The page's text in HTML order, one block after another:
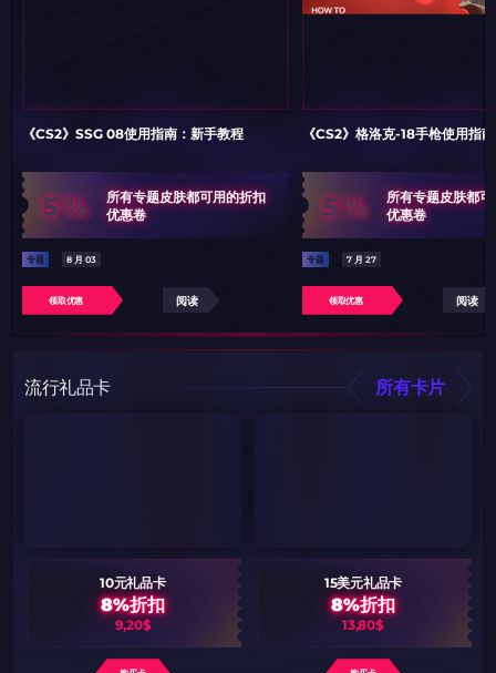
《CS2》SSG 08使用指南：新手教程
5%
所有专题皮肤都可用的折扣
优惠卷
专题 8 月 03
领取优惠 阅读
《CS2》格洛克-18手枪使用指
5%
所有专题皮肤都
优惠卷
专题 7 月 27
领取优惠 阅读
流行礼品卡 所有卡片
10元礼品卡
8%折扣
9,20$
15美元礼品卡
8%折扣
13,80$